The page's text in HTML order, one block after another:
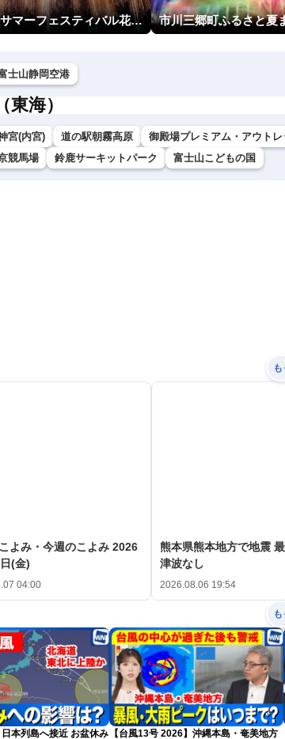
越前市サマーフェスティバル花火大会
士山静岡空港
海）
宮(内宮) 道の駅朝霧高原
御殿場プレミアム・アウトレ
競馬場 鈴鹿サーキットパーク 富士山こどもの国
よみ・今週のこよみ 2026
(金)
04:00
熊本県熊本地方で地震
津波なし
2026.08.06 19:54
列島へ接近 お盆休み
【台風13号 2026】沖縄本島・奄美地方